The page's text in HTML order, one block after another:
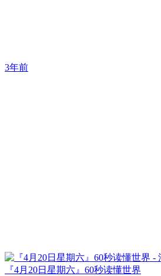
3年前
『4月20日星期六』60秒读懂世界